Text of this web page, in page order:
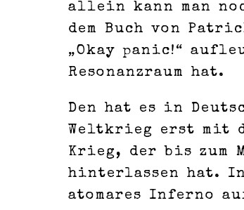
allein kann man
dem Buch von
„Okay panic!“
Resonanzraum hat.
Den hat es in
Weltkrieg erst mit
Krieg, der bis zum
hinterlassen hat. In
atomares Inferno